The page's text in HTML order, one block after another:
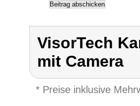
VisorTech
mit Camera
* Preise inklusive